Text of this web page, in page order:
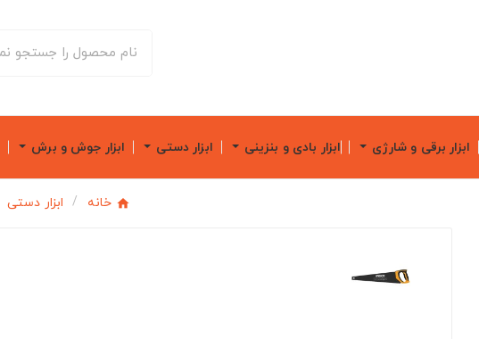
ابزار برقی و شارژی ابزار بادی و بنزینی ابزار دستی ابزار جوش و برش
خانه ابزار دستی